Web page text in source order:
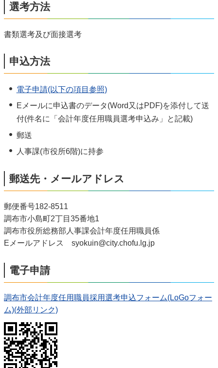
選考方法
書類選考及び面接選考
申込方法
電子申請(以下の項目参照)
Eメールに申込書のデータ(Word又はPDF)を添付して送
付(件名に「会計年度任用職員選考申込み」と記載)
郵送
人事課(市役所6階)に持参
郵送先・メールアドレス
郵便番号182-8511
調布市小島町2丁目35番地1
調布市役所総務部人事課会計年度任用職員係
Eメールアドレス syokuin@city.chofu.lg.jp
電子申請
調布市会計年度任用職員採用選考申込フォーム(LoGoフォー
ム)(外部リンク)